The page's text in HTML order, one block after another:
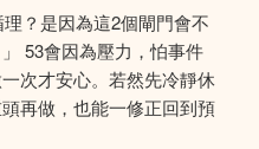
？是因為這2個閘門會不
53會因為壓力，怕事件
次才安心。若然先冷靜休
再做，也能一修正回到預